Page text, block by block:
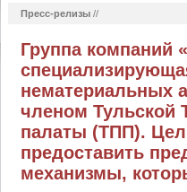
Пресс-релизы //
Группа компаний
нематериальных
членом Тульской
палаты (ТПП).
предоставить
механизмы,